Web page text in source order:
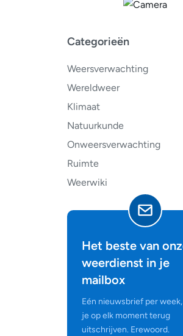
Categorieën
Weersverwachting
Wereldweer
Klimaat
Natuurkunde
Onweersverwachting
Ruimte
Weerwiki
Het beste van
weerdienst in je
mailbox
Eén nieuwsbrief per
je op elk moment terug
uitschrijven. Erewoord.